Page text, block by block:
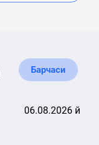
Барчаси
06.08.2026 й